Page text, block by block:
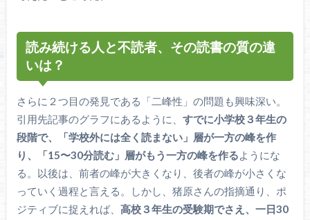
読み続ける人と不読者、その読書の質の違
いは？
さらに２つ目の発見である「二峰性」の問題も興味深い。
引用先記事のグラフにあるように、 すでに小学校３年生の
段階で、「学校外には全く読まない」層が一方の峰を作
り、「15〜30分読む」層がもう一方の峰を作るようにな
る。以後は、前者の峰が大きくなり、後者の峰が小さくな
っていく過程と言える。しかし、猪原さんの指摘通り、ポ
ジティブに捉えれば、 高校３年生の受験期でさえ、一日30